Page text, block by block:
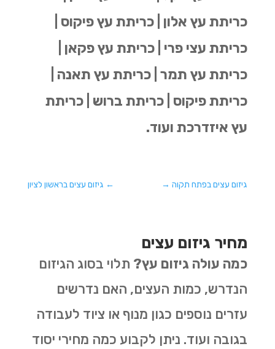
כריתת עץ אלון | כריתת עץ פיקוס |
כריתת עצי פרי | כריתת עץ פקאן |
כריתת עץ תמר | כריתת עץ תאנה |
כריתת פיקוס | כריתת ברוש | כריתת
עץ איזדרכת ועוד.
← גיזום עצים בראשון לציון גיזום עצים בפתח תקוה→
מחיר גיזום עצים
כמה עולה גיזום עץ? תלוי בסוג הגיזום
הנדרש, כמות העצים, האם נדרשים
עזרים נוספים כגון מנוף או ציוד לעבודה
בגובה ועוד. ניתן לקבוע כמה מחירי יסוד